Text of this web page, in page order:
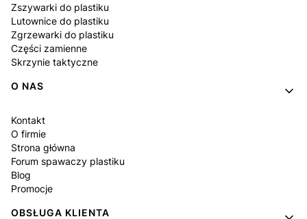
Zszywarki do plastiku
Lutownice do plastiku
Zgrzewarki do plastiku
Części zamienne
Skrzynie taktyczne
O NAS
Kontakt
O firmie
Strona główna
Forum spawaczy plastiku
Blog
Promocje
OBSŁUGA KLIENTA